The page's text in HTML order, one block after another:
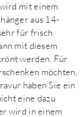
mit einem
aus 14-
für frisch
mit diesem
werden. Für
möchten,
haben Sie ein
eine dazu
wird in einem